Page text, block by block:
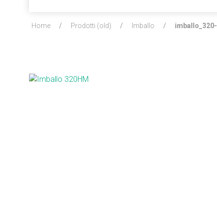
Home / Prodotti (old) / Imballo /